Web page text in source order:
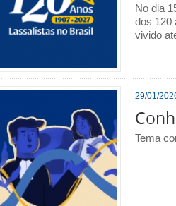
No dia
dos 120
vivido
29/01/
Tema